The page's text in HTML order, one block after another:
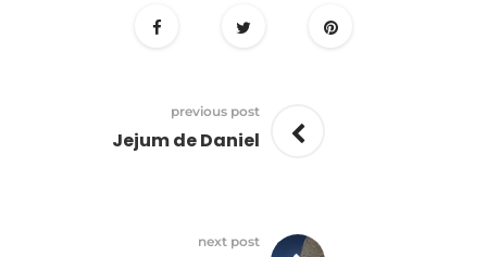
previous post
Jejum de Daniel
next post